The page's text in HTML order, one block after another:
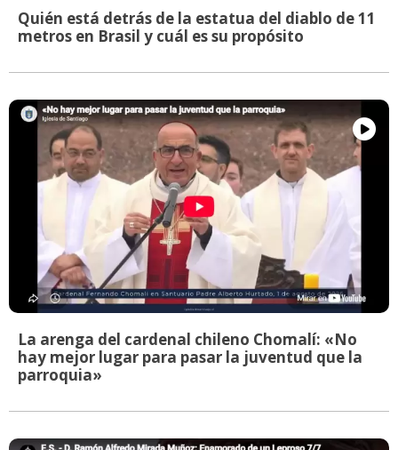
Quién está detrás de la estatua del diablo de 11
metros en Brasil y cuál es su propósito
La arenga del cardenal chileno Chomalí: «No
hay mejor lugar para pasar la juventud que la
parroquia»